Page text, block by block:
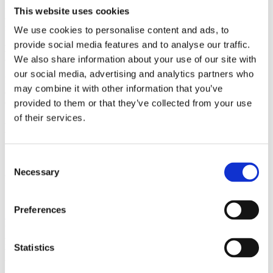
This website uses cookies
We use cookies to personalise content and ads, to
provide social media features and to analyse our traffic.
We also share information about your use of our site with
our social media, advertising and analytics partners who
may combine it with other information that you’ve
provided to them or that they’ve collected from your use
of their services.
Selection
Necessary
Preferences
Statistics
Er dette GDPR-kompatibelt?
aggregerte data uten biometrisk identifikasjon, og følger tydelige
rutiner for datalagring.
Kan vi se data i sanntid?Ja, dashbordet gir live kapasitetsvisning
og sender varsler ved overbelastning.
Hva hvis leietakere har ulike kassesystemer?Vi integrerer på
aggregerte summer – du får likevel konverteringstall uten å endre
deres POS-løsning.
Island et smart trekk. Med kundeteller system og fotfall analyse fra
CountMatters får de kontroll på besøksstrømmen, optimal
Snakk med en Rådgiver — Øk Konverteringen
Kilder : AP News – Åpningen av Bangkoks nye togterminal (2023).
Wikipedia – Krung Thep Aphiwat Central Terminal (2025).